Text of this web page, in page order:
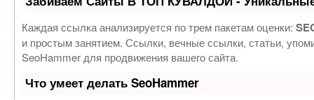
Каждая ссылка анализируется по трем пакетам оценки:
и простым занятием. Ссылки, вечные ссылки, статьи,
SeoHammer для продвижения вашего сайта.
Что умеет делать SeoHammer